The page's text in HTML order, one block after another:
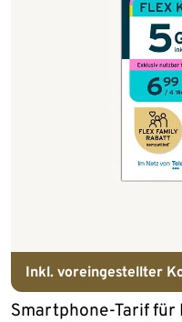
Inkl. voreingestellter
Smartphone-Tarif für